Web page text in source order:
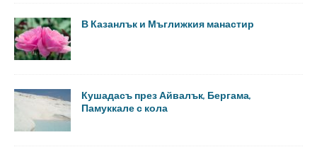
В Казанлък и Мъглижкия манастир
Кушадасъ през Айвалък, Бергама,
Памуккале с кола